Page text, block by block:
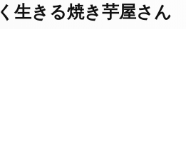
生きる焼き芋屋さん